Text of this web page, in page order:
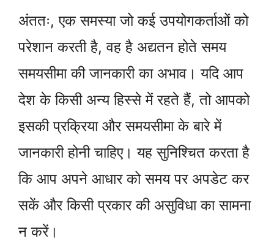
अंततः, एक समस्या जो कई उपयोगकर्ताओं को
परेशान करती है, वह है अद्यतन होते समय
समयसीमा की जानकारी का अभाव। यदि आप
देश के किसी अन्य हिस्से में रहते हैं, तो आपको
इसकी प्रक्रिया और समयसीमा के बारे में
जानकारी होनी चाहिए। यह सुनिश्चित करता है
कि आप अपने आधार को समय पर अपडेट कर
सकें और किसी प्रकार की असुविधा का सामना
न करें।